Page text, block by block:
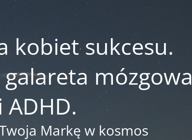
kobiet sukcesu.
mózgowa
Markę w kosmos